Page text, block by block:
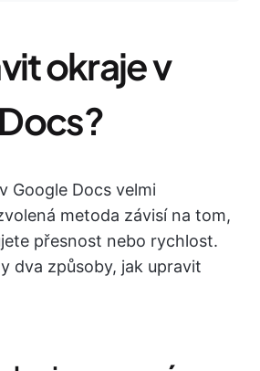
okraje v
Google Docs velmi
metoda závisí na tom,
přesnost nebo rychlost.
dva způsoby, jak upravit